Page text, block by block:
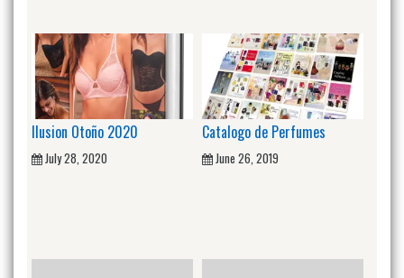
Ilusion Otoño 2020
July 28, 2020
Catalogo de Perfumes
June 26, 2019